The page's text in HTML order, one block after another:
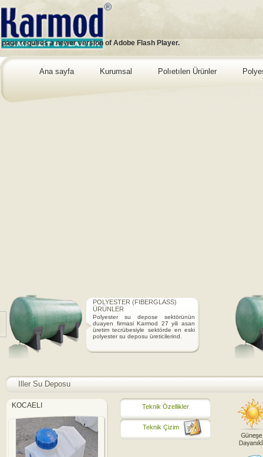
Ana sayfa Kurumsal Polıetılen Ürünler
requires a newer version of Adobe Flash Player.
POLYESTER (FIBERGLASS)
ÜRÜNLER
Polyester su depose sektörünün
duayen firmasi Karmod 27 yili asan
üretim tecrübesiyle sektörde en eski
polyester su deposu üreticilerind.
Iller Su Deposu
KOCAELI Teknik Özellikler
Teknik Çizim